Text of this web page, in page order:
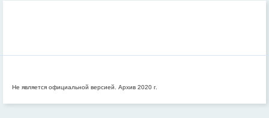
Не является официальной версией. Архив 2020 г.